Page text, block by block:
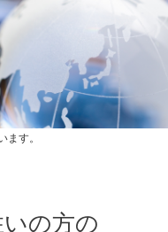
ます。
の方の